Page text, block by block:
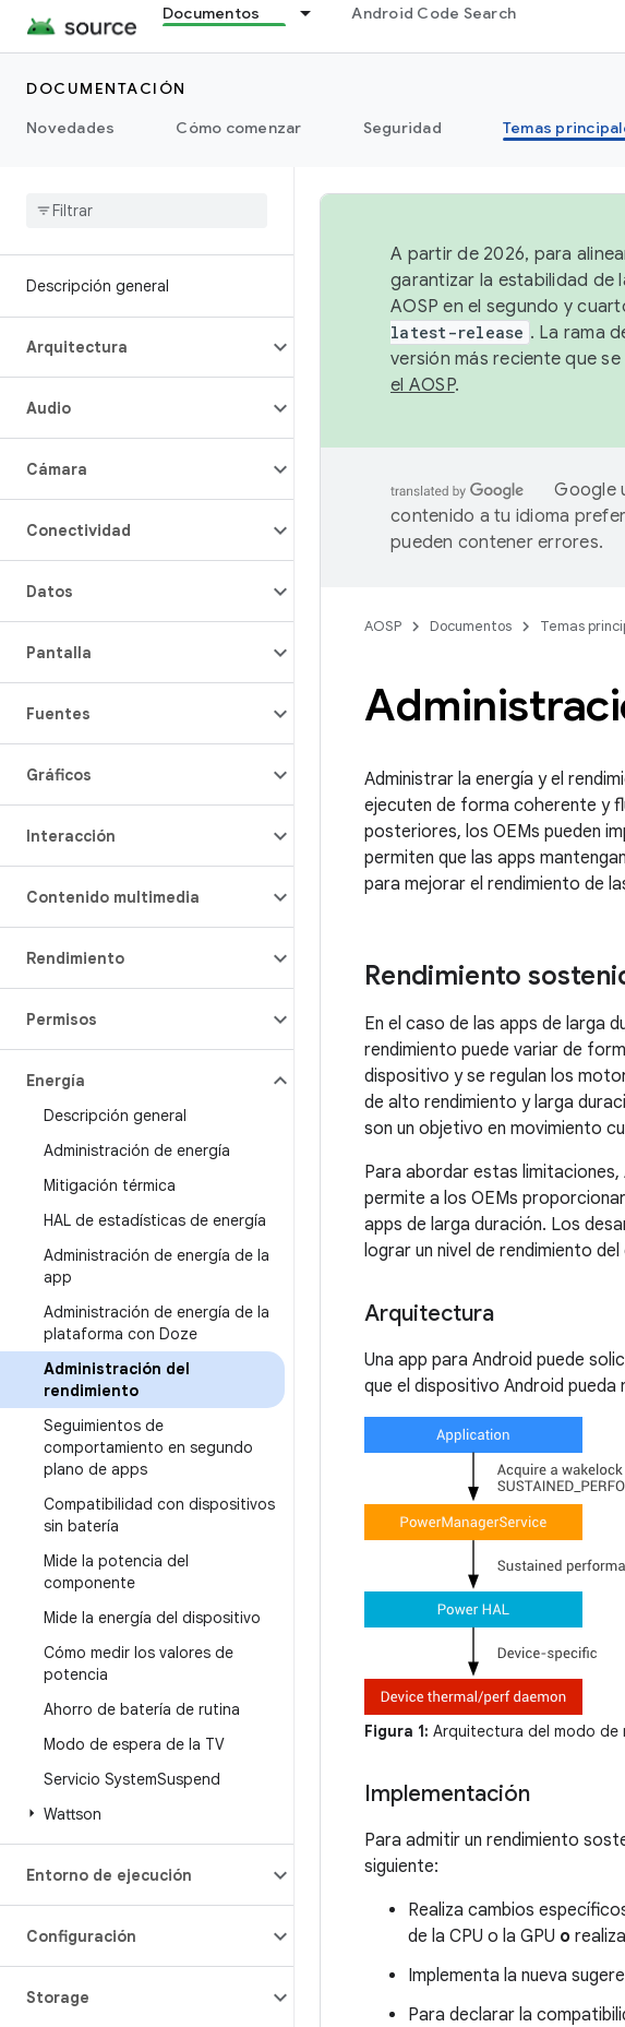
Documentos Android Code Search
DOCUMENTACIÓN
Novedades
Cómo comenzar Seguridad Temas
Descripción general
Arquitectura
Audio
Cámara
Conectividad
Datos
Pantalla
Fuentes
Gráficos
Interacción
Contenido multimedia
Rendimiento
Permisos
Energía
Descripción general
Administración de energía
Mitigación térmica
HAL de estadísticas de energía
Administración de energía de la
app
Administración de energía de la
plataforma con Doze
Administración del
rendimiento
Seguimientos de
comportamiento en segundo
plano de apps
Compatibilidad con dispositivos
sin batería
Mide la potencia del
componente
Mide la energía del dispositivo
Cómo medir los valores de
potencia
Ahorro de batería de rutina
Modo de espera de la TV
Servicio SystemSuspend
Wattson
Entorno de ejecución
Configuración
Storage
A partir de 2026, para
garantizar la estabilidad de
AOSP en el segundo y
latest-release . La rama
versión más reciente que
el AOSP.
Google
contenido a tu idioma
pueden contener errores.
AOSP Documentos Temas
Administrar la energía y el
ejecuten de forma coherente y
posteriores, los OEMs pueden
permiten que las apps
para mejorar el rendimiento de
Rendimiento
En el caso de las apps de larga
rendimiento puede variar de
dispositivo y se regulan los
de alto rendimiento y larga
son un objetivo en movimiento
Para abordar estas
permite a los OEMs
apps de larga duración. Los
lograr un nivel de rendimiento
Arquitectura
Una app para Android puede
que el dispositivo Android
Figura 1: Arquitectura del modo de
Implementación
Para admitir un rendimiento
siguiente:
Realiza cambios
de la CPU o la GPU o
Implementa la nueva
Para declarar la